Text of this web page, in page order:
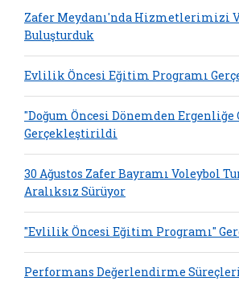
Zafer Meydanı'nda Hizmetlerimizi
Buluşturduk
Evlilik Öncesi Eğitim Programı
"Doğum Öncesi Dönemden
Gerçekleştirildi
30 Ağustos Zafer Bayramı Voleybol
Aralıksız Sürüyor
"Evlilik Öncesi Eğitim Programı"
Performans Değerlendirme